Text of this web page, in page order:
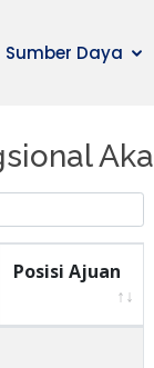
Sumber Daya
Posisi Ajuan